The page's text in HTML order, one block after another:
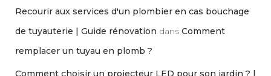
Recourir aux services d'un plombier en cas bouchage
de tuyauterie | Guide rénovation dans Comment
remplacer un tuyau en plomb ?
Comment choisir un projecteur LED pour son jardin ? |